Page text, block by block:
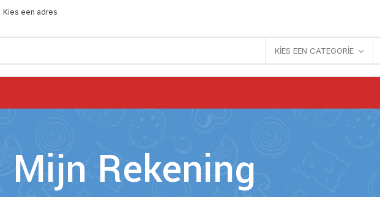
Kies een adres
KIES EEN CATEGORIE
Mijn Rekening